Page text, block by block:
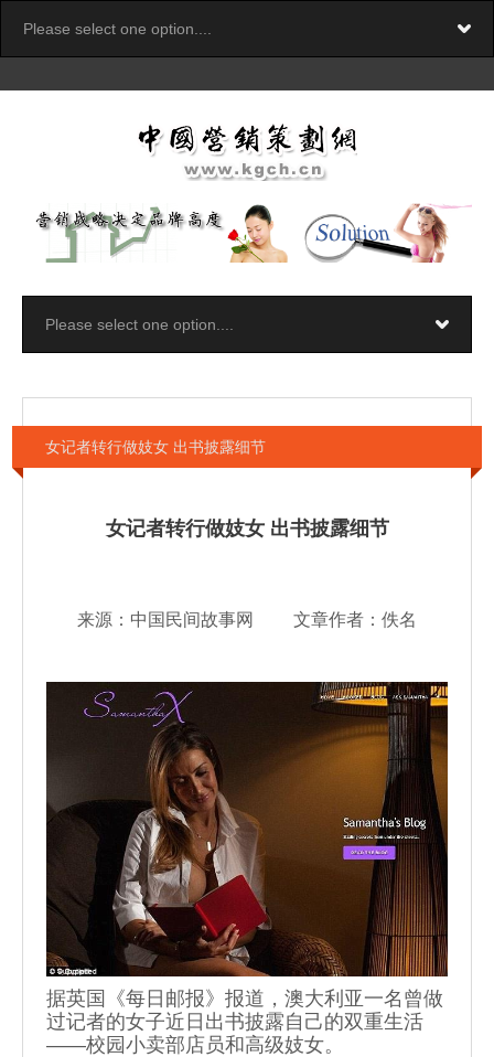
女记者转行做妓女 出书披露细节
女记者转行做妓女 出书披露细节
来源：中国民间故事网 文章作者：佚名
据英国《每日邮报》报道，澳大利亚一名曾做
过记者的女子近日出书披露自己的双重生活
——校园小卖部店员和高级妓女。